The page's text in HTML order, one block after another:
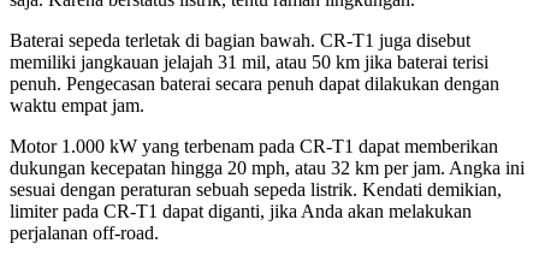
Baterai sepeda terletak di bagian bawah. CR-T1 juga disebut
memiliki jangkauan jelajah 31 mil, atau 50 km jika baterai terisi
penuh. Pengecasan baterai secara penuh dapat dilakukan dengan
waktu empat jam.
Motor 1.000 kW yang terbenam pada CR-T1 dapat memberikan
dukungan kecepatan hingga 20 mph, atau 32 km per jam. Angka ini
sesuai dengan peraturan sebuah sepeda listrik. Kendati demikian,
limiter pada CR-T1 dapat diganti, jika Anda akan melakukan
perjalanan off-road.